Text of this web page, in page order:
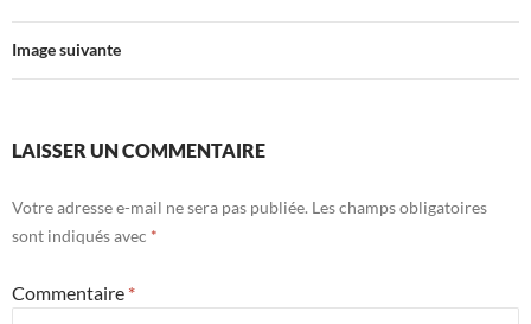
Image suivante
LAISSER UN COMMENTAIRE
Votre adresse e-mail ne sera pas publiée. Les champs obligatoires
sont indiqués avec *
Commentaire *